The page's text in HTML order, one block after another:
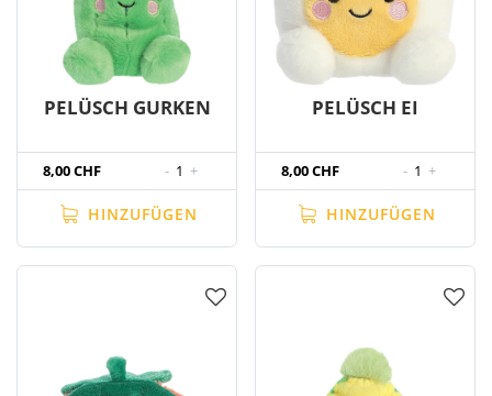
PELÜSCH GURKEN
8,00 CHF - 1 +
HINZUFÜGEN
PELÜSCH EI
8,00 CHF - 1 +
HINZUFÜGEN